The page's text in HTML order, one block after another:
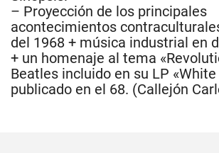
– Proyección de los principales
acontecimientos
del 1968 + música industrial en
+ un homenaje al tema
Beatles incluido en su LP «White
publicado en el 68. (Callejón